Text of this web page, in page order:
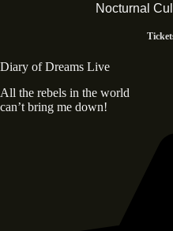
Nocturnal
Diary of Dreams Live
All the rebels in the world
can’t bring me down!